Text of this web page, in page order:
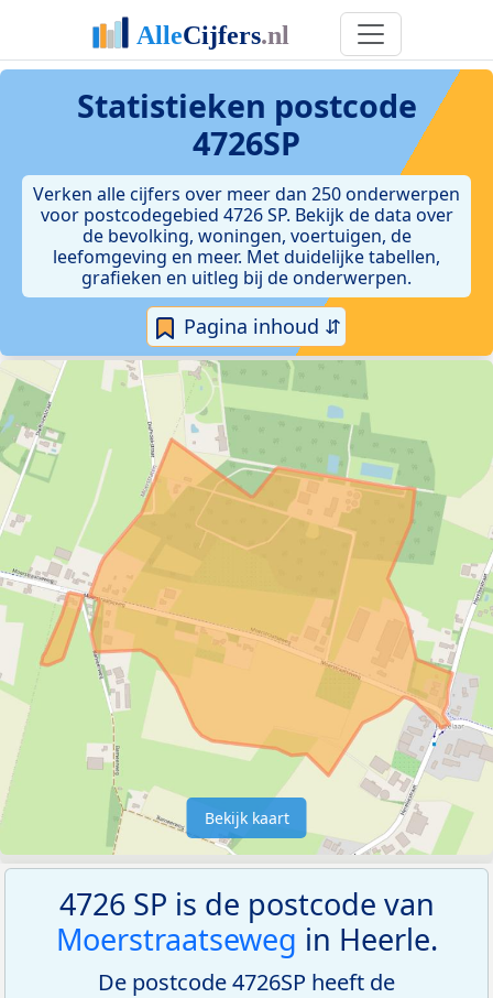
Statistieken postcode
4726SP
Verken alle cijfers over meer dan 250 onderwerpen
voor postcodegebied 4726 SP. Bekijk de data over
de bevolking, woningen, voertuigen, de
leefomgeving en meer. Met duidelijke tabellen,
grafieken en uitleg bij de onderwerpen.
Pagina inhoud ⇵
Bekijk kaart
4726 SP is de postcode van
Moerstraatseweg in Heerle.
De postcode 4726SP heeft de